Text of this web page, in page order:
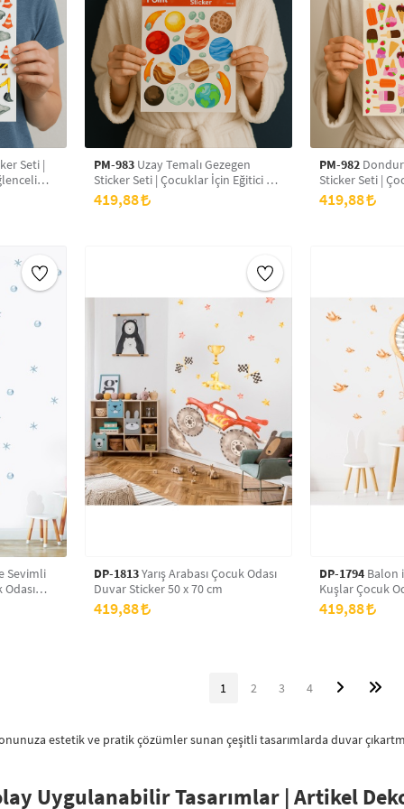
Seti |
PM-983 Uzay Temalı Gezegen
Sticker Seti | Çocuklar İçin Eğitici ve
Eğlenceli Çıkartmalar (32 Adet)
419,88
PM-982
Sticker Seti |
Çıkartmalar
419,88
Sevimli
DP-1813Yarış Arabası Çocuk Odası
Duvar Sticker 50 x 70 cm
419,88
DP-1794 Balon
Kuşlar Çocuk
50 x 70 cm
419,88
1 2 3 4
estetik ve pratik çözümler sunan çeşitli tasarımlarda duvar
Uygulanabilir Tasarımlar | Artikel